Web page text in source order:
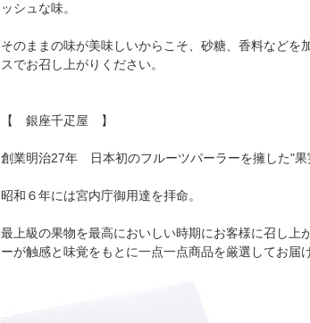
ッシュな味。
そのままの味が美味しいからこそ、砂糖、香料などを
スでお召し上がりください。
【 銀座千疋屋 】
創業明治27年 日本初のフルーツパーラーを擁した"果
昭和６年には宮内庁御用達を拝命。
最上級の果物を最高においしい時期にお客様に召し上
ーが触感と味覚をもとに一点一点商品を厳選してお届